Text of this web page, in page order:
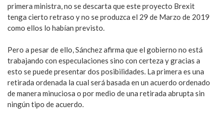
primera ministra, no se descarta que este proyecto Brexit
tenga cierto retraso y no se produzca el 29 de Marzo de 2019
como ellos lo habían previsto.
Pero a pesar de ello, Sánchez afirma que el gobierno no está
trabajando con especulaciones sino con certeza y gracias a
esto se puede presentar dos posibilidades. La primera es una
retirada ordenada la cual será basada en un acuerdo ordenado
de manera minuciosa o por medio de una retirada abrupta sin
ningún tipo de acuerdo.